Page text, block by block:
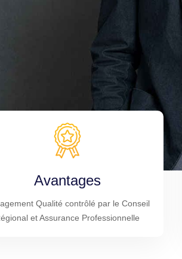
Avantages
Qualité contrôlé par le Conseil
et Assurance Professionnelle